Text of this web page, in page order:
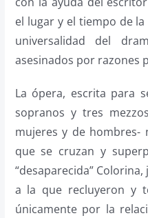
el lugar y el tiempo de
universalidad del
asesinados por razones
La ópera, escrita para
sopranos y tres
mujeres y de hombres-
que se cruzan y
“desaparecida”
a la que recluyeron y
únicamente por la